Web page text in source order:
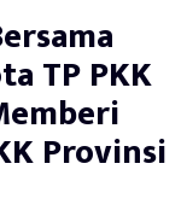
TP PKK
Provinsi